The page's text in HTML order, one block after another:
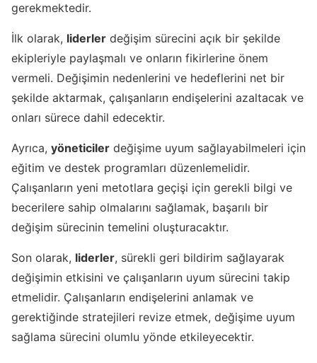
gerekmektedir.
İlk olarak, liderler değişim sürecini açık bir şekilde
ekipleriyle paylaşmalı ve onların fikirlerine önem
vermeli. Değişimin nedenlerini ve hedeflerini net bir
şekilde aktarmak, çalışanların endişelerini azaltacak ve
onları sürece dahil edecektir.
Ayrıca, yöneticiler değişime uyum sağlayabilmeleri için
eğitim ve destek programları düzenlemelidir.
Çalışanların yeni metotlara geçişi için gerekli bilgi ve
becerilere sahip olmalarını sağlamak, başarılı bir
değişim sürecinin temelini oluşturacaktır.
Son olarak, liderler, sürekli geri bildirim sağlayarak
değişimin etkisini ve çalışanların uyum sürecini takip
etmelidir. Çalışanların endişelerini anlamak ve
gerektiğinde stratejileri revize etmek, değişime uyum
sağlama sürecini olumlu yönde etkileyecektir.